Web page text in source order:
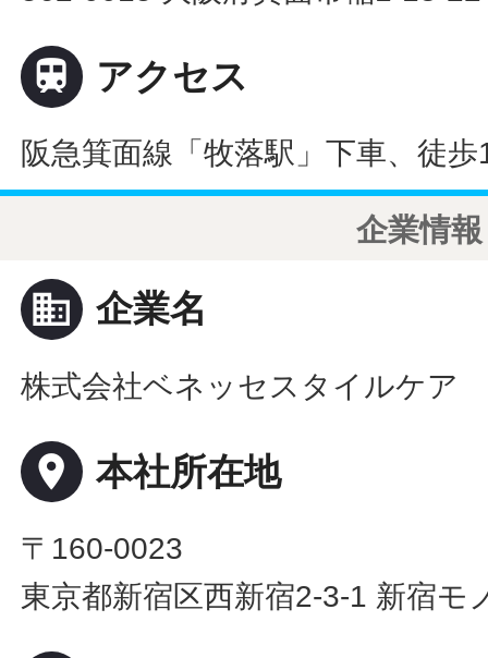
 アクセス
阪急箕面線「牧落駅」下車、徒
企業情報
business 企業名
株式会社ベネッセスタイルケア
place 本社所在地
〒160-0023
東京都新宿区西新宿2-3-1 新宿モ